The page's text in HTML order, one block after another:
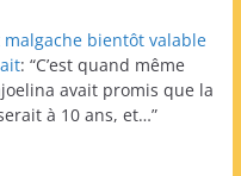
malgache bientôt valable
: “C’est quand même
avait promis que la
à 10 ans, et…”